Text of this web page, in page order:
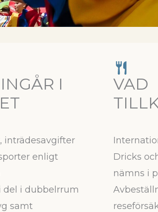
I
inträdesavgifter
enligt
del i dubbelrrum
samt
VAD
Dricks
nämns i